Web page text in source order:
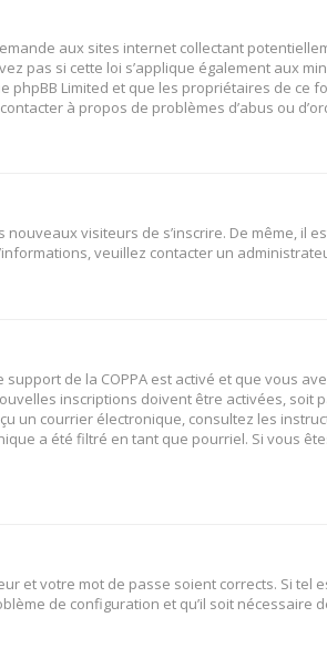
aux sites internet collectant
pas si cette loi s’applique également aux
Limited et que les propriétaires de ce
à propos de problèmes d’abus ou
visiteurs de s’inscrire. De même, il
veuillez contacter un
de la COPPA est activé et que vous
inscriptions doivent être activées,
courrier électronique, consultez les
a été filtré en tant que pourriel. Si vous
et votre mot de passe soient corrects. Si
de configuration et qu’il soit nécessaire